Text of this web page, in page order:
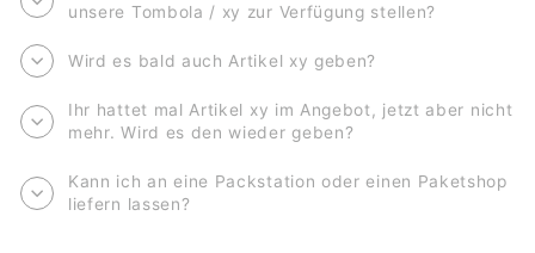
unsere Tombola / xy zur Verfügung stellen?
Wird es bald auch Artikel xy geben?
Ihr hattet mal Artikel xy im Angebot, jetzt aber nicht
mehr. Wird es den wieder geben?
Kann ich an eine Packstation oder einen Paketshop
liefern lassen?